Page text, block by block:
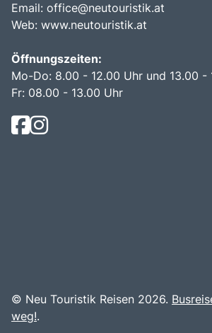
Email: office@neutouristik.at
Web: www.neutouristik.at
Öffnungszeiten:
Mo-Do: 8.00 - 12.00 Uhr und 13.00 -
Fr: 08.00 - 13.00 Uhr
© Neu Touristik Reisen 2026.
weg!.